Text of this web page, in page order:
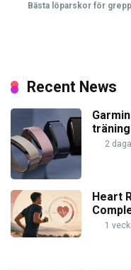
Bästa löparskor för grepp
Recent News
2
Heart
1